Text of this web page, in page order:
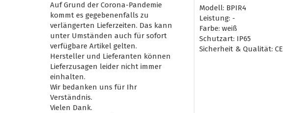
Auf Grund der Corona-Pandemie
kommt es gegebenenfalls zu
verlängerten Lieferzeiten. Das kann
unter Umständen auch für sofort
verfügbare Artikel gelten.
Hersteller und Lieferanten können
Lieferzusagen leider nicht immer
einhalten.
Wir bedanken uns für Ihr
Verständnis.
Vielen Dank.
Modell: BPIR4
Leistung: -
Farbe: weiß
Schutzart: IP65
Sicherheit & Qualität: CE